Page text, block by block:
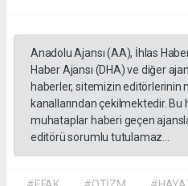
Anadolu Ajansı (AA), İhlas
Haber Ajansı (DHA) ve diğer
haberler, sitemizin editörlerinin
kanallarından çekilmektedir.
muhataplar haberi geçen
editörü sorumlu tutulamaz...